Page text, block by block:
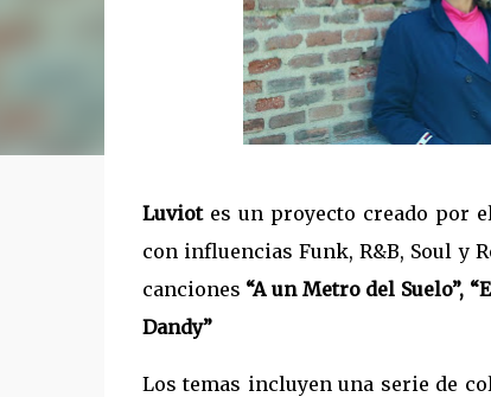
Luviotes un proyecto creado por
con influencias Funk, R&B, Soul y
canciones “A un Metro del Suelo”,
Dandy”
Los temas incluyen una serie de